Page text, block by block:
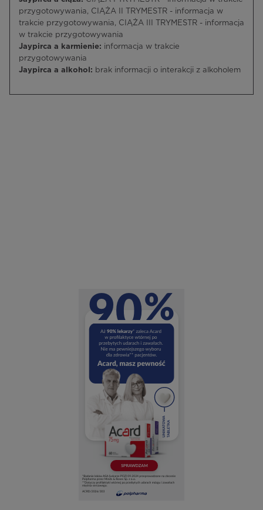
przygotowywania, CIĄŻA II TRYMESTR - informacja w
trakcie przygotowywania, CIĄŻA III TRYMESTR - informacja
w trakcie przygotowywania
Jaypirca a karmienie: informacja w trakcie
przygotowywania
Jaypirca a alkohol: brak informacji o interakcji z alkoholem